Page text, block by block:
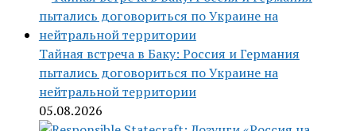
Тайная встреча в Баку: Россия и Германия
пытались договориться по Украине на
нейтральной территории
05.08.2026